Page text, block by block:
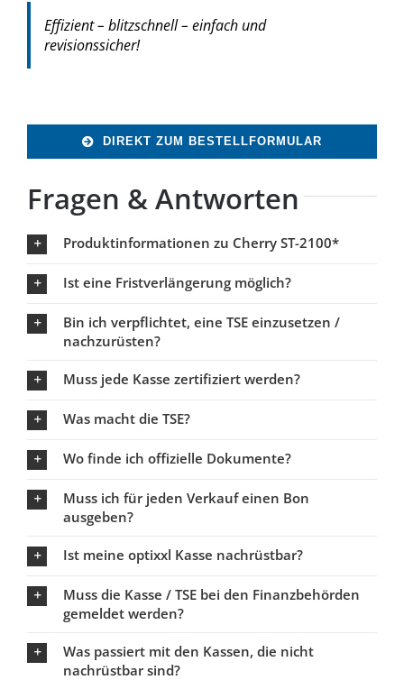
Effizient – blitzschnell – einfach und
revisionssicher!
DIREKT ZUM BESTELLFORMULAR
Fragen & Antworten
Produktinformationen zu Cherry ST-2100*
Ist eine Fristverlängerung möglich?
Bin ich verpflichtet, eine TSE einzusetzen /
nachzurüsten?
Muss jede Kasse zertifiziert werden?
Was macht die TSE?
Wo finde ich offizielle Dokumente?
Muss ich für jeden Verkauf einen Bon
ausgeben?
Ist meine optixxl Kasse nachrüstbar?
Muss die Kasse / TSE bei den Finanzbehörden
gemeldet werden?
Was passiert mit den Kassen, die nicht
nachrüstbar sind?